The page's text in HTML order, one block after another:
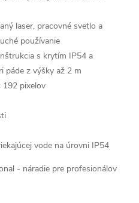
laser, pracovné svetlo a
používanie
s krytím IP54 a
páde z výšky až 2 m
192 pixelov
vode na úrovni IP54
- náradie pre profesionálov